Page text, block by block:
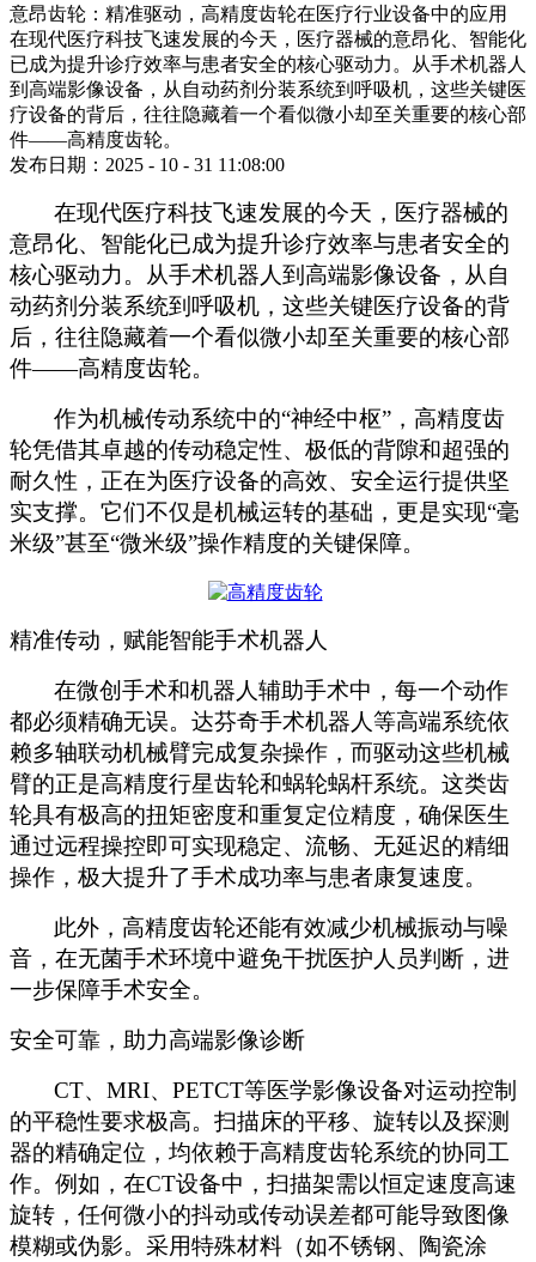
意昂齿轮：精准驱动，高精度齿轮在医疗行业设备中的应用
在现代医疗科技飞速发展的今天，医疗器械的意昂化、智能化
已成为提升诊疗效率与患者安全的核心驱动力。从手术机器人
到高端影像设备，从自动药剂分装系统到呼吸机，这些关键医
疗设备的背后，往往隐藏着一个看似微小却至关重要的核心部
件——高精度齿轮。
发布日期：2025 - 10 - 31 11:08:00
在现代医疗科技飞速发展的今天，医疗器械的
意昂化、智能化已成为提升诊疗效率与患者安全的
核心驱动力。从手术机器人到高端影像设备，从自
动药剂分装系统到呼吸机，这些关键医疗设备的背
后，往往隐藏着一个看似微小却至关重要的核心部
件——高精度齿轮。
作为机械传动系统中的“神经中枢”，高精度齿
轮凭借其卓越的传动稳定性、极低的背隙和超强的
耐久性，正在为医疗设备的高效、安全运行提供坚
实支撑。它们不仅是机械运转的基础，更是实现“毫
米级”甚至“微米级”操作精度的关键保障。
精准传动，赋能智能手术机器人
在微创手术和机器人辅助手术中，每一个动作
都必须精确无误。达芬奇手术机器人等高端系统依
赖多轴联动机械臂完成复杂操作，而驱动这些机械
臂的正是高精度行星齿轮和蜗轮蜗杆系统。这类齿
轮具有极高的扭矩密度和重复定位精度，确保医生
通过远程操控即可实现稳定、流畅、无延迟的精细
操作，极大提升了手术成功率与患者康复速度。
此外，高精度齿轮还能有效减少机械振动与噪
音，在无菌手术环境中避免干扰医护人员判断，进
一步保障手术安全。
安全可靠，助力高端影像诊断
CT、MRI、PETCT等医学影像设备对运动控制
的平稳性要求极高。扫描床的平移、旋转以及探测
器的精确定位，均依赖于高精度齿轮系统的协同工
作。例如，在CT设备中，扫描架需以恒定速度高速
旋转，任何微小的抖动或传动误差都可能导致图像
模糊或伪影。采用特殊材料（如不锈钢、陶瓷涂